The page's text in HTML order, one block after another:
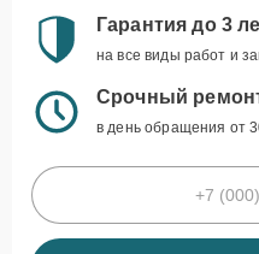
Гарантия до 3
на все виды работ и
Срочный
в день обращения от